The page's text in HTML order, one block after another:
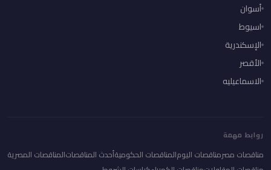
أسوان
اسيوط
الإسكندرية
الأقصر
الاسماعيليه
روابط مهمة
مناقصات مصرمناقصات اليومالمناقصات الحكوميةأحدث المناقصاتالمناقصات المصرية